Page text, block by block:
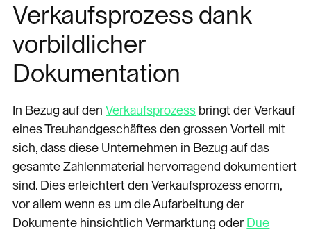
Verkaufsprozess dank
vorbildlicher
Dokumentation
In Bezug auf denVerkaufsprozess bringt der Verkauf
eines Treuhandgeschäftes den grossen Vorteil mit
sich, dass diese Unternehmen in Bezug auf das
gesamte Zahlenmaterial hervorragend dokumentiert
sind. Dies erleichtert den Verkaufsprozess enorm,
vor allem wenn es um die Aufarbeitung der
Dokumente hinsichtlich Vermarktung oder Due